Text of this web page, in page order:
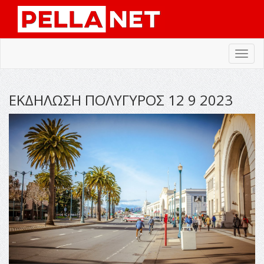
ΕΚΔΗΛΩΣΗ ΠΟΛΥΓΥΡΟΣ 12 9 2023